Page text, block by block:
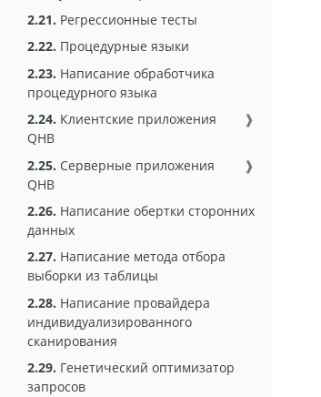
2.21. Регрессионные тесты
2.22. Процедурные языки
2.23. Написание обработчика
процедурного языка
2.24. Клиентские приложения
QHB
❱
2.25. Серверные приложения
QHB
❱
2.26. Написание обертки сторонних
данных
2.27. Написание метода отбора
выборки из таблицы
2.28. Написание провайдера
индивидуализированного
сканирования
2.29. Генетический оптимизатор
запросов